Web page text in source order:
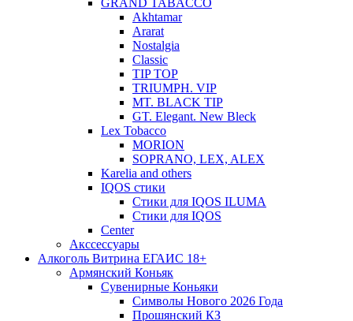
GRAND TABACCO
Akhtamar
Ararat
Nostalgia
Classic
TIP TOP
TRIUMPH. VIP
MT. BLACK TIP
GT. Elegant. New Bleck
Lex Tobacco
MORION
SOPRANO, LEX, ALEX
Karelia and others
IQOS стики
Стики для IQOS ILUMA
Стики для IQOS
Сenter
Акссессуары
Алкоголь Витрина ЕГАИС 18+
Армянский Коньяк
Сувенирные Коньяки
Символы Нового 2026 Года
Прошянский КЗ